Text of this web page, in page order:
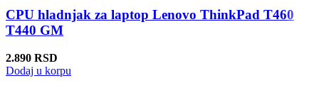
CPU hladnjak za laptop Lenovo ThinkPad T460
T440 GM
2.890 RSD
Dodaj u korpu